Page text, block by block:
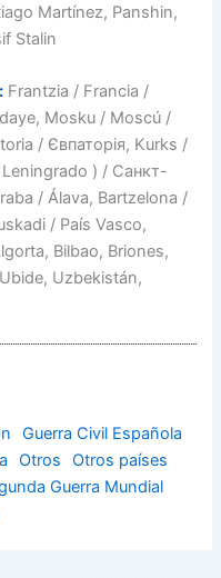
Martínez, Panshin,
Stalin
Frantzia / Francia /
Mosku / Moscú /
/ Євпаторія, Kurks /
) / Санкт-
/ Álava, Bartzelona /
/ País Vasco,
Bilbao, Briones,
Uzbekistán,
Guerra Civil Española
Otros
Otros países
Guerra Mundial